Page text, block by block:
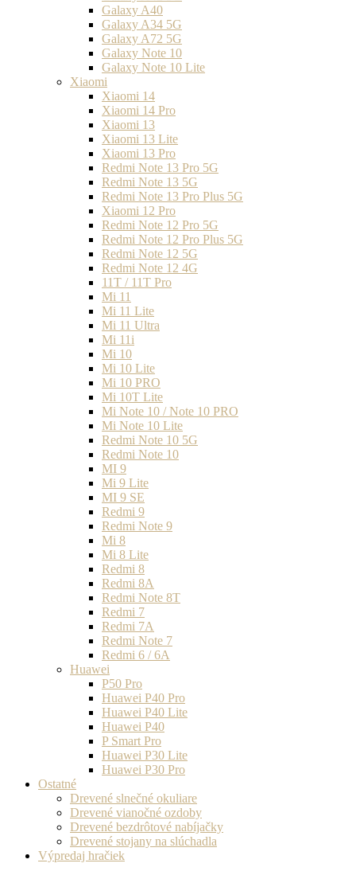
Galaxy A40
Galaxy A34 5G
Galaxy A72 5G
Galaxy Note 10
Galaxy Note 10 Lite
Xiaomi
Xiaomi 14
Xiaomi 14 Pro
Xiaomi 13
Xiaomi 13 Lite
Xiaomi 13 Pro
Redmi Note 13 Pro 5G
Redmi Note 13 5G
Redmi Note 13 Pro Plus 5G
Xiaomi 12 Pro
Redmi Note 12 Pro 5G
Redmi Note 12 Pro Plus 5G
Redmi Note 12 5G
Redmi Note 12 4G
11T / 11T Pro
Mi 11
Mi 11 Lite
Mi 11 Ultra
Mi 11i
Mi 10
Mi 10 Lite
Mi 10 PRO
Mi 10T Lite
Mi Note 10 / Note 10 PRO
Mi Note 10 Lite
Redmi Note 10 5G
Redmi Note 10
MI 9
Mi 9 Lite
MI 9 SE
Redmi 9
Redmi Note 9
Mi 8
Mi 8 Lite
Redmi 8
Redmi 8A
Redmi Note 8T
Redmi 7
Redmi 7A
Redmi Note 7
Redmi 6 / 6A
Huawei
P50 Pro
Huawei P40 Pro
Huawei P40 Lite
Huawei P40
P Smart Pro
Huawei P30 Lite
Huawei P30 Pro
Ostatné
Drevené slnečné okuliare
Drevené vianočné ozdoby
Drevené bezdrôtové nabíjačky
Drevené stojany na slúchadla
Výpredaj hračiek